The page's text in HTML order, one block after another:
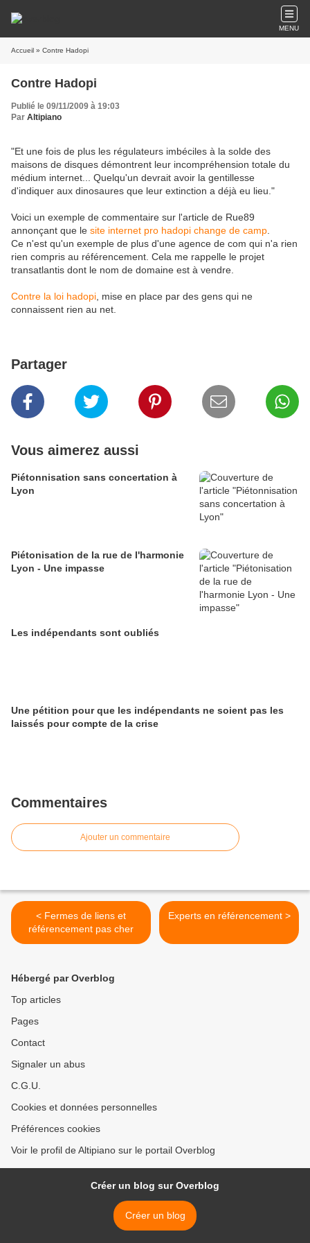
MENU
Accueil » Contre Hadopi
Contre Hadopi
Publié le 09/11/2009 à 19:03
Par Altipiano
"Et une fois de plus les régulateurs imbéciles à la solde des
maisons de disques démontrent leur incompréhension totale du
médium internet... Quelqu'un devrait avoir la gentillesse
d'indiquer aux dinosaures que leur extinction a déjà eu lieu."
Voici un exemple de commentaire sur l'article de Rue89
annonçant que le site internet pro hadopi change de camp
Ce n'est qu'un exemple de plus d'une agence de com qui n'a rien
rien compris au référencement. Cela me rappelle le projet
transatlantis dont le nom de domaine est à vendre.
Contre la loi hadopi , mise en place par des gens qui ne
connaissent rien au net.
Partager
Vous aimerez aussi
Piétonnisation sans concertation à
Lyon
Piétonisation de la rue de l'harmonie
Lyon - Une impasse
Les indépendants sont oubliés
Une pétition pour que les indépendants ne soient pas les
laissés pour compte de la crise
Commentaires
Ajouter un commentaire
< Fermes de liens et
référencement pas cher
Experts en référencement >
Hébergé par Overblog
Top articles
Pages
Contact
Signaler un abus
C.G.U.
Cookies et données personnelles
Préférences cookies
Voir le profil de Altipiano sur le portail Overblog
Créer un blog sur Overblog
Créer un blog